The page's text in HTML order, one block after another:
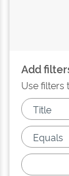
Add
Use filters